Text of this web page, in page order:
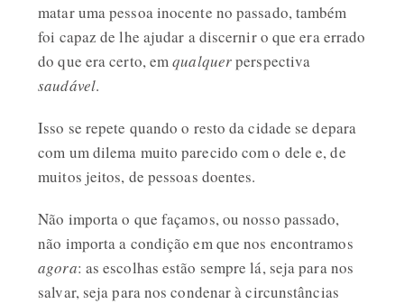
matar uma pessoa inocente no passado, também
foi capaz de lhe ajudar a discernir o que era errado
do que era certo, emqualquerperspectiva
saudável.
Isso se repete quando o resto da cidade se depara
com um dilema muito parecido com o dele e, de
muitos jeitos, de pessoas doentes.
Não importa o que façamos, ou nosso passado,
não importa a condição em que nos encontramos
agora: as escolhas estão sempre lá, seja para nos
salvar, seja para nos condenar à circunstâncias